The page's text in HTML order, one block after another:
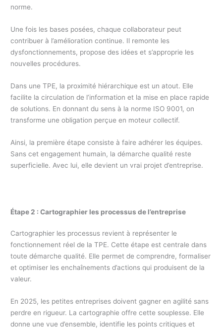
norme.
Une fois les bases posées, chaque collaborateur peut
contribuer à l’amélioration continue. Il remonte les
dysfonctionnements, propose des idées et s’approprie les
nouvelles procédures.
Dans une TPE, la proximité hiérarchique est un atout. Elle
facilite la circulation de l’information et la mise en place rapide
de solutions. En donnant du sens à la norme ISO 9001, on
transforme une obligation perçue en moteur collectif.
Ainsi, la première étape consiste à faire adhérer les équipes.
Sans cet engagement humain, la démarche qualité reste
superficielle. Avec lui, elle devient un vrai projet d’entreprise.
Étape 2 : Cartographier les processus de l’entreprise
Cartographier les processus revient à représenter le
fonctionnement réel de la TPE. Cette étape est centrale dans
toute démarche qualité. Elle permet de comprendre, formaliser
et optimiser les enchaînements d’actions qui produisent de la
valeur.
En 2025, les petites entreprises doivent gagner en agilité sans
perdre en rigueur. La cartographie offre cette souplesse. Elle
donne une vue d’ensemble, identifie les points critiques et